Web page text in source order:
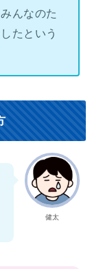
んなのた
たという
健太